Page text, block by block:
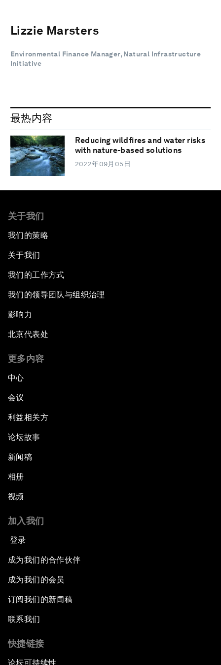
Lizzie Marsters
Environmental Finance Manager, Natural Infrastructure
Initiative
最热内容
Reducing wildfires and water risks
with nature-based solutions
2022年09月05日
关于我们
我们的策略
关于我们
我们的工作方式
我们的领导团队与组织治理
影响力
北京代表处
更多内容
中心
会议
利益相关方
论坛故事
新闻稿
相册
视频
加入我们
登录
成为我们的合作伙伴
成为我们的会员
订阅我们的新闻稿
联系我们
快捷链接
论坛可持续性